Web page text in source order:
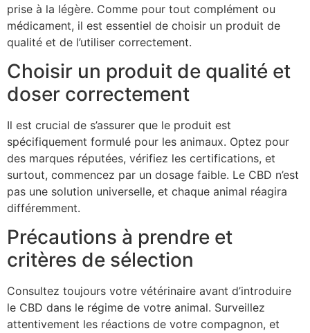
prise à la légère. Comme pour tout complément ou
médicament, il est essentiel de choisir un produit de
qualité et de l’utiliser correctement.
Choisir un produit de qualité et
doser correctement
Il est crucial de s’assurer que le produit est
spécifiquement formulé pour les animaux. Optez pour
des marques réputées, vérifiez les certifications, et
surtout, commencez par un dosage faible. Le CBD n’est
pas une solution universelle, et chaque animal réagira
différemment.
Précautions à prendre et
critères de sélection
Consultez toujours votre vétérinaire avant d’introduire
le CBD dans le régime de votre animal. Surveillez
attentivement les réactions de votre compagnon, et